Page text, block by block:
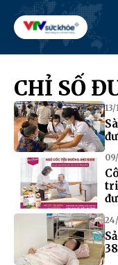
CHỈ SỐ
13/